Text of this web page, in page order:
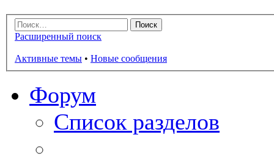
Расширенный поиск
Активные темы • Новые сообщения
Форум
Список разделов